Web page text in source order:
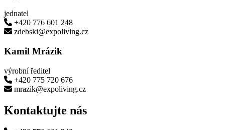
jednatel
+420 776 601 248
zdebski@expoliving.cz
Kamil Mrázik
výrobní ředitel
+420 775 720 676
mrazik@expoliving.cz
Kontaktujte nás